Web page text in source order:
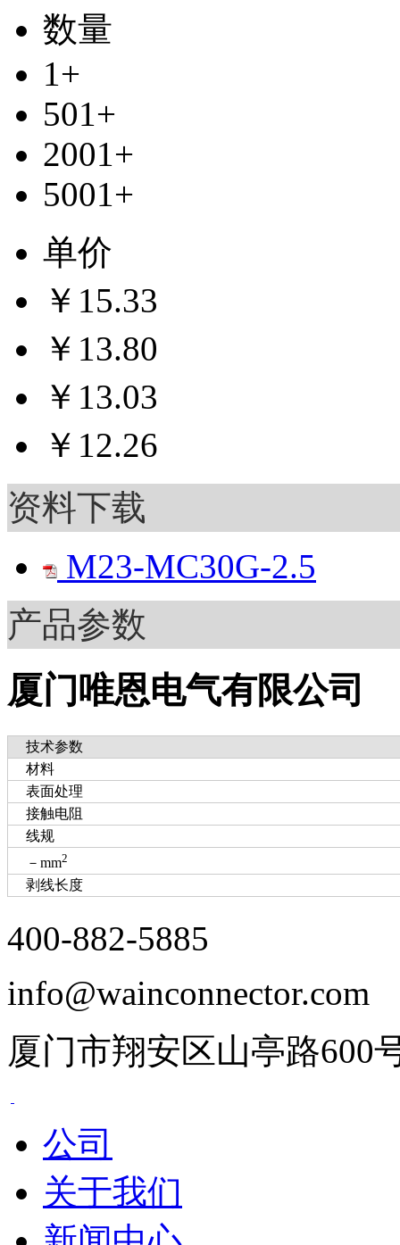
数量
1+
501+
2001+
5001+
单价
￥15.33
￥13.80
￥13.03
￥12.26
资料下载
M23-MC30G-2.5
产品参数
技术参数
材料
表面处理
接触电阻
线规
－mm2
剥线长度
厦门唯恩电气有限公司
400-882-5885
info@wainconnector.com
厦门市翔安区山亭路600
公司
关于我们